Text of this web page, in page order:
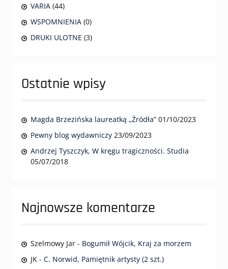
VARIA (44)
WSPOMNIENIA (0)
DRUKI ULOTNE (3)
Ostatnie wpisy
Magda Brzezińska laureatką „Źródła” 01/10/2023
Pewny blog wydawniczy 23/09/2023
Andrzej Tyszczyk, W kręgu tragiczności. Studia
05/07/2018
Najnowsze komentarze
Szelmowy Jar- Bogumił Wójcik, Kraj za morzem
JK- C. Norwid, Pamiętnik artysty (2 szt.)